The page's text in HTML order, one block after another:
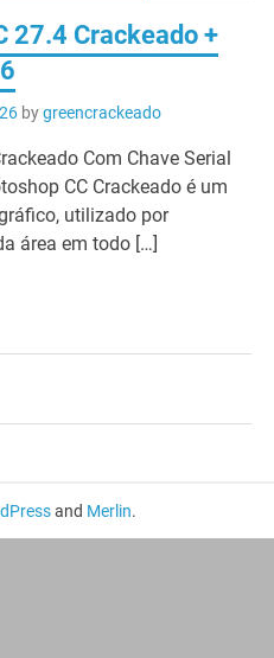
27.4 Crackeado +
bygreencrackeado
Com Chave Serial
CC Crackeado é um
utilizado por
área em todo […]
and Merlin.